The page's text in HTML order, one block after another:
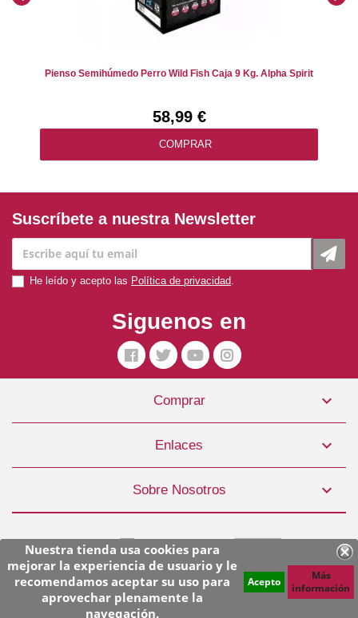
Nuestra tienda usa cookies para
mejorar la experiencia de usuario y le
recomendamos aceptar su uso para
aprovechar plenamente la
navegación.
Acepto
Más
información
Pienso Semihúmedo Perro Wild Fish Caja 9 Kg. Alpha Spirit
58,99 €
COMPRAR
Pienso Perro Sin Cereales Sensitive 12kg Brit Care
64,99 €
COMPRAR
Suscríbete a nuestra Newsletter
He leído y acepto las Política de privacidad
Siguenos en
Comprar 
Enlaces 
Sobre Nosotros 
© Copyright 2026 Superpiensos. Todos los derechos reservados.